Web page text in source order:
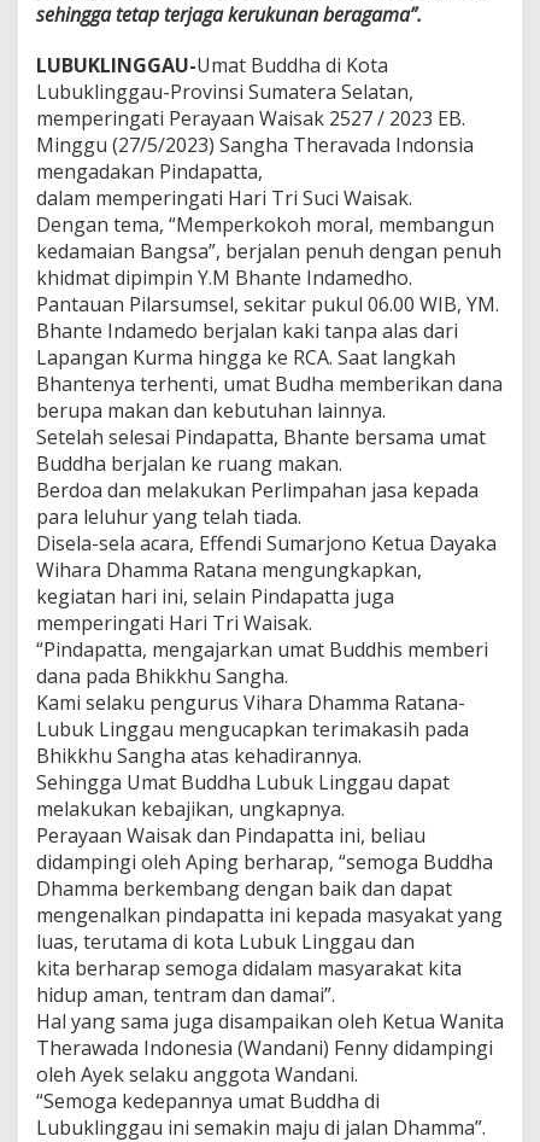
u
u
k
l
i
n
g
g
a
u
B
e
r
l
a
n
g
s
u
g
K
h
i
d
m
a
t
sehingga tetap terjaga kerukunan beragama”.
LUBUKLINGGAU-Umat Buddha di Kota
Lubuklinggau-Provinsi Sumatera Selatan,
memperingati Perayaan Waisak 2527 / 2023 EB.
Minggu (27/5/2023) Sangha Theravada Indonsia
mengadakan Pindapatta,
dalam memperingati Hari Tri Suci Waisak.
Dengan tema, “Memperkokoh moral, membangun
kedamaian Bangsa”, berjalan penuh dengan penuh
khidmat dipimpin Y.M Bhante Indamedho.
Pantauan Pilarsumsel, sekitar pukul 06.00 WIB, YM.
Bhante Indamedo berjalan kaki tanpa alas dari
Lapangan Kurma hingga ke RCA. Saat langkah
Bhantenya terhenti, umat Budha memberikan dana
berupa makan dan kebutuhan lainnya.
Setelah selesai Pindapatta, Bhante bersama umat
Buddha berjalan ke ruang makan.
Berdoa dan melakukan Perlimpahan jasa kepada
para leluhur yang telah tiada.
Disela-sela acara, Effendi Sumarjono Ketua Dayaka
Wihara Dhamma Ratana mengungkapkan,
kegiatan hari ini, selain Pindapatta juga
memperingati Hari Tri Waisak.
“Pindapatta, mengajarkan umat Buddhis memberi
dana pada Bhikkhu Sangha.
Kami selaku pengurus Vihara Dhamma Ratana-
Lubuk Linggau mengucapkan terimakasih pada
Bhikkhu Sangha atas kehadirannya.
Sehingga Umat Buddha Lubuk Linggau dapat
melakukan kebajikan, ungkapnya.
Perayaan Waisak dan Pindapatta ini, beliau
didampingi oleh Aping berharap, “semoga Buddha
Dhamma berkembang dengan baik dan dapat
mengenalkan pindapatta ini kepada masyakat yang
luas, terutama di kota Lubuk Linggau dan
kita berharap semoga didalam masyarakat kita
hidup aman, tentram dan damai”.
Hal yang sama juga disampaikan oleh Ketua Wanita
Therawada Indonesia (Wandani) Fenny didampingi
oleh Ayek selaku anggota Wandani.
“Semoga kedepannya umat Buddha di
Lubuklinggau ini semakin maju di jalan Dhamma”.